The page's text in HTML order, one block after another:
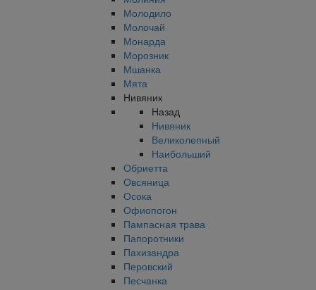
Молодило
Молочай
Монарда
Морозник
Мшанка
Мята
Нивяник
Назад
Нивяник
Великолепный
Наибольший
Обриетта
Овсяница
Осока
Офиопогон
Пампасная трава
Папоротники
Пахизандра
Перовский
Песчанка